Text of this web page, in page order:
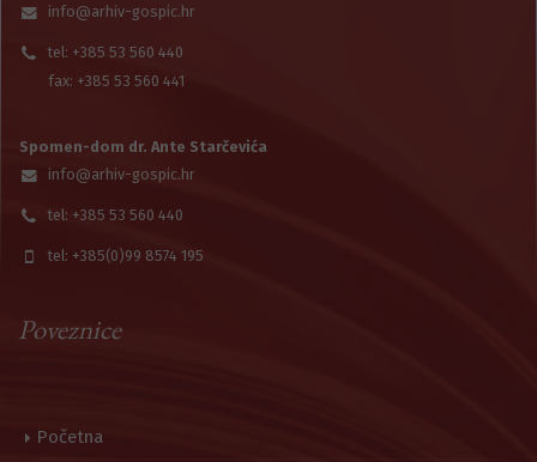
info@arhiv-gospic.hr
tel: +385 53 560 440
fax: +385 53 560 441
Spomen-dom dr. Ante Starčevića
info@arhiv-gospic.hr
tel: +385 53 560 440
tel: +385(0)99 8574 195
Poveznice
Početna